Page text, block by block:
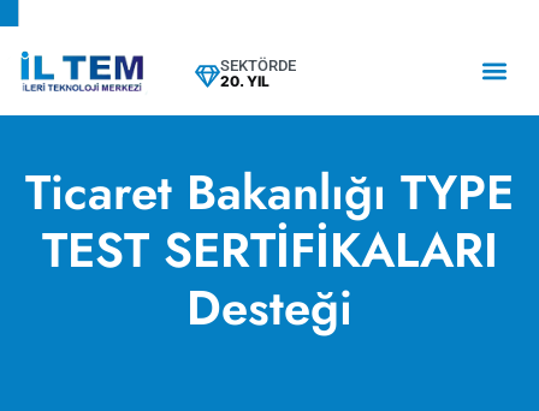
SEKTÖRDE
20. YIL
Ticaret Bakanlığı TYPE
TEST SERTİFİKALARI
Desteği